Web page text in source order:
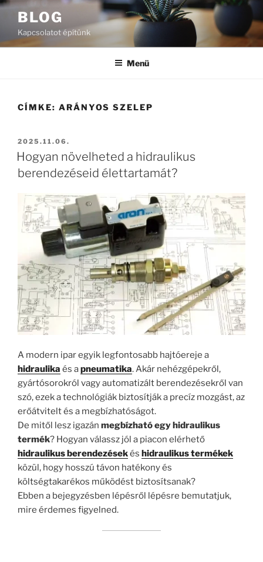
Tartalomhoz
BLOG
Kapcsolatot építünk
Menü
CÍMKE: ARÁNYOS SZELEP
BEKÜLDVE:
2025.11.06.
Hogyan növelheted a hidraulikus
berendezéseid élettartamát?
A modern ipar egyik legfontosabb hajtóereje a
hidraulika és apneumatika. Akár nehézgépekről,
gyártósorokról vagy automatizált berendezésekről van
szó, ezek a technológiák biztosítják a precíz mozgást, az
erőátvitelt és a megbízhatóságot.
De mitől lesz igazán megbízható egy hidraulikus
termék? Hogyan válassz jól a piacon elérhető
hidraulikus berendezésekés hidraulikus termékek
közül, hogy hosszú távon hatékony és
költségtakarékos működést biztosítsanak?
Ebben a bejegyzésben lépésről lépésre bemutatjuk,
mire érdemes figyelned.